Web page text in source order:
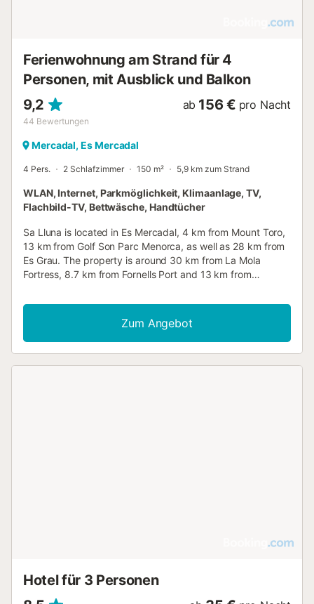
Ferienwohnung am Strand für 4
Personen, mit Ausblick und Balkon
9,2
44 Bewertungen
ab 156 € pro Nacht
Mercadal, Es Mercadal
4 Pers. 2 Schlafzimmer 150 m² 5,9 km zum Strand
WLAN, Internet, Parkmöglichkeit, Klimaanlage, TV,
Flachbild-TV, Bettwäsche, Handtücher
Sa Lluna is located in Es Mercadal, 4 km from Mount Toro,
13 km from Golf Son Parc Menorca, as well as 28 km from
Es Grau. The property is around 30 km from La Mola
Fortress, 8.7 km from Fornells Port and 13 km from
Zum Angebot
Hotel für 3 Personen